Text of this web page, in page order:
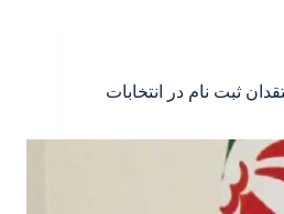
ثبت نام در انتخابات